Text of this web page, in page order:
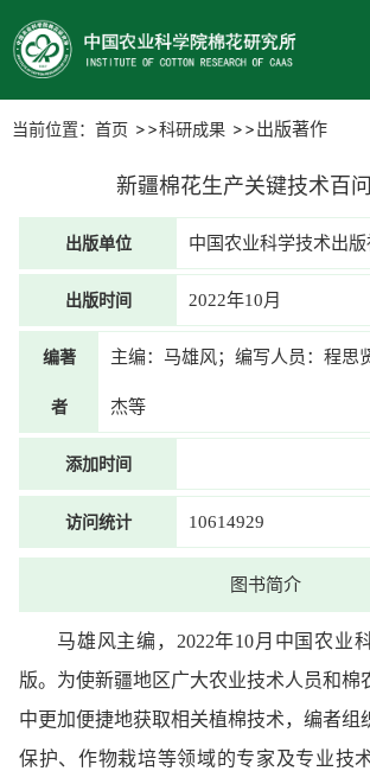
当前位置： 首页 科研成果 出版著作
新疆棉花生产关键技术百
出版单位 中国农业科学技术出版
出版时间 2022年10月
编著
者
主编：马雄风；编写人员：程思
杰等
添加时间
访问统计 10614929
图书简介
马雄风主编，2022年10月中国农业
版。为使新疆地区广大农业技术人员和棉
中更加便捷地获取相关植棉技术，编者组
保护、作物栽培等领域的专家及专业技